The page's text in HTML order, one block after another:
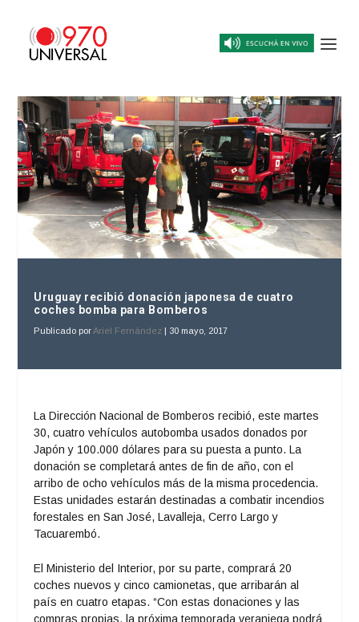
Uruguay recibió donación japonesa de cuatro
coches bomba para Bomberos
Publicado porAriel Fernández | 30 mayo, 2017
La Dirección Nacional de Bomberos recibió, este martes
30, cuatro vehículos autobomba usados donados por
Japón y 100.000 dólares para su puesta a punto. La
donación se completará antes de fin de año, con el
arribo de ocho vehículos más de la misma procedencia.
Estas unidades estarán destinadas a combatir incendios
forestales en San José, Lavalleja, Cerro Largo y
Tacuarembó.
El Ministerio del Interior, por su parte, comprará 20
coches nuevos y cinco camionetas, que arribarán al
país en cuatro etapas. “Con estas donaciones y las
compras propias, la próxima temporada veraniega podrá